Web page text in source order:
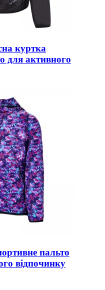
куртка
для активного
пальто
відпочинку